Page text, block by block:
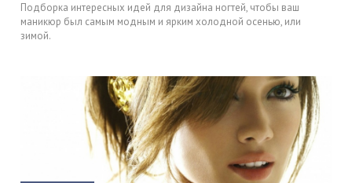
Подборка интересных идей для дизайна ногтей, чтобы ваш
маникюр был самым модным и ярким холодной осенью, или
зимой.